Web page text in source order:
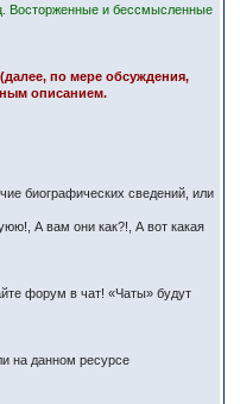
Восторженные и бессмысленные
по мере обсуждения,
описанием.
биографических сведений, или
А вам они как?!, А вот какая
форум в чат! «Чаты» будут
на данном ресурсе